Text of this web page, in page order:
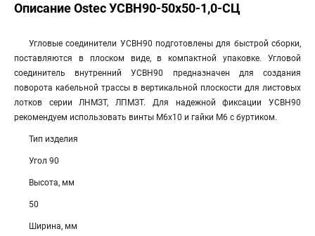
Описание Ostec УСВН90-50х50-1,0-СЦ
Угловые соединители УСВН90 подготовлены для быстрой сборки,
поставляются в плоском виде, в компактной упаковке. Угловой
соединитель внутренний УСВН90 предназначен для создания
поворота кабельной трассы в вертикальной плоскости для листовых
лотков серии ЛНМЗТ, ЛПМЗТ. Для надежной фиксации УСВН90
рекомендуем использовать винты М6х10 и гайки М6 с буртиком.
Тип изделия
Угол 90
Высота, мм
50
Ширина, мм